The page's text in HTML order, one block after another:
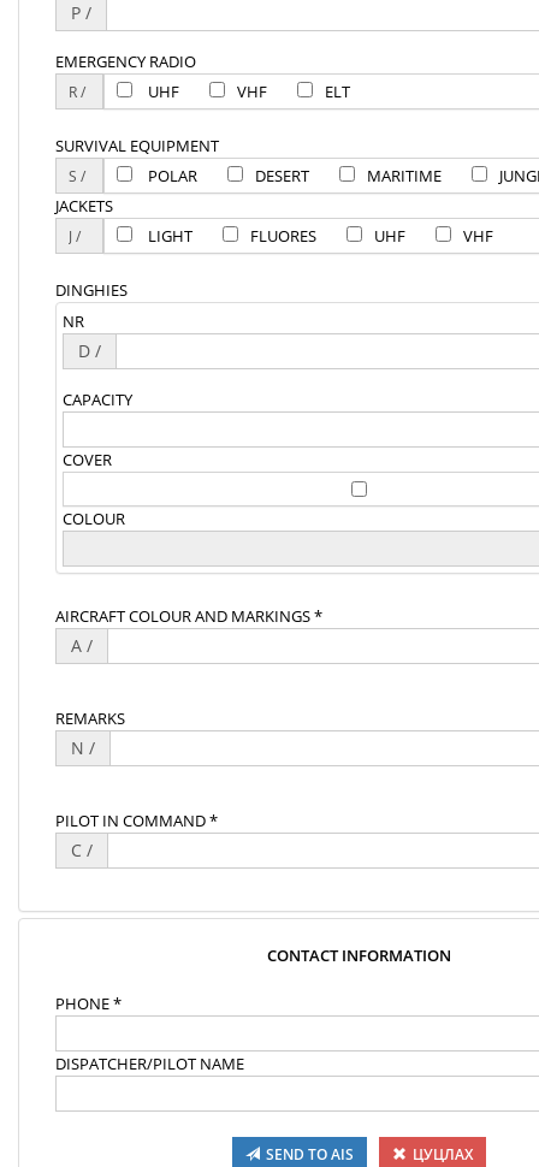
P /
EMERGENCY RADIO
UHF
VHF ELT
SURVIVAL EQUIPMENT
POLAR
DESERT MARITIME
JACKETS
LIGHT
FLUORES UHF VHF
DINGHIES
NR
D /
CAPACITY
COVER
COLOUR
AIRCRAFT COLOUR AND MARKINGS *
A /
REMARKS
N /
PILOT IN COMMAND *
C /
CONTACT INFORMATION
PHONE *
DISPATCHER/PILOT NAME
SEND TO AIS ЦУЦЛАХ